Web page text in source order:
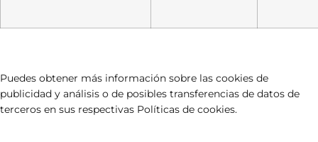
Puedes obtener más información sobre las cookies de
publicidad y análisis o de posibles transferencias de datos de
terceros en sus respectivas Políticas de cookies.